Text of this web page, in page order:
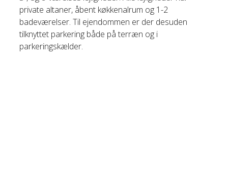
private altaner, åbent køkkenalrum og 1-2
badeværelser. Til ejendommen er der desuden
tilknyttet parkering både på terræn og i
parkeringskælder.